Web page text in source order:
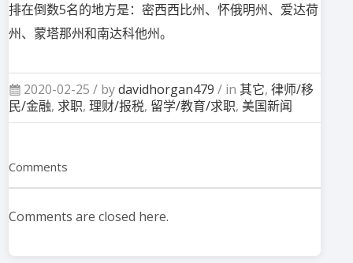
排在倒数5名的地方是：密西西比州、怀俄明州、爱达荷
州、蒙塔那州和南达科他州。
2020-02-25 / bydavidhorgan479 / in其它,律师/移
民/金融, 求职, 理财/报税, 留学/教育/求职, 美国新闻
Comments
Comments are closed here.